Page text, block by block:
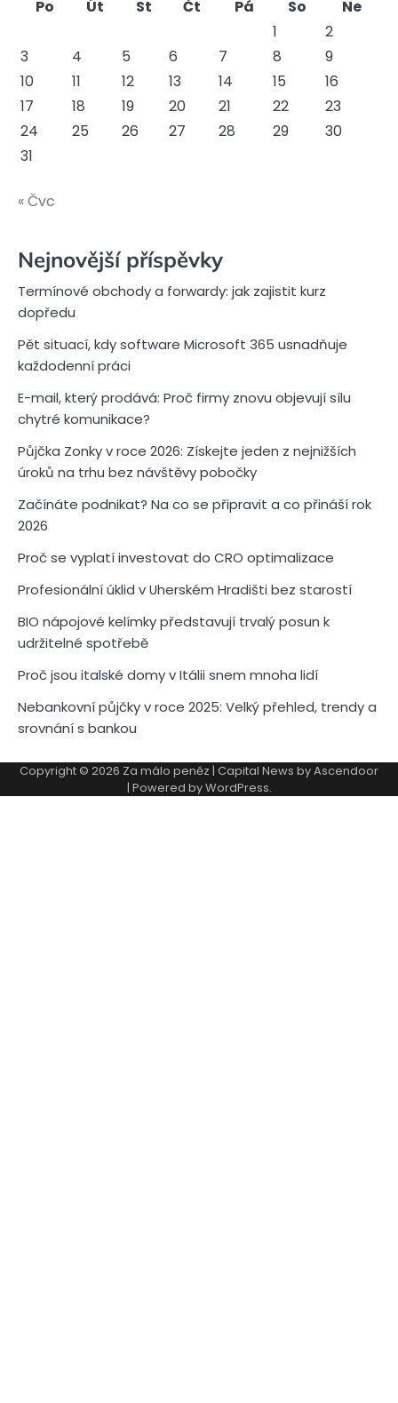
Po Út St Čt Pá So
Ne
1
2
3
4 5 6 7 8
9
10
11 12 13 14 15
16
17
18 19 20 21 22
23
24
25 26 27 28 29
30
31
« Čvc
Nejnovější příspěvky
Termínové obchody a forwardy: jak zajistit kurz
dopředu
Pět situací, kdy software Microsoft 365 usnadňuje
každodenní práci
E-mail, který prodává: Proč firmy znovu objevují sílu
chytré komunikace?
Půjčka Zonky v roce 2026: Získejte jeden z nejnižších
úroků na trhu bez návštěvy pobočky
Začínáte podnikat? Na co se připravit a co přináší rok
2026
Proč se vyplatí investovat do CRO optimalizace
Profesionální úklid v Uherském Hradišti bez starostí
BIO nápojové kelímky představují trvalý posun k
udržitelné spotřebě
Proč jsou italské domy v Itálii snem mnoha lidí
Nebankovní půjčky v roce 2025: Velký přehled, trendy a
srovnání s bankou
Copyright © 2026 Za málo peněz | Capital News byAscendoor
| Powered byWordPress.